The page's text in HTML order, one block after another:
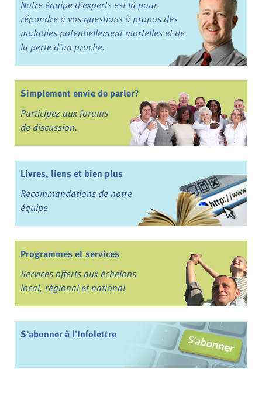
Notre équipe d’experts est là pour
répondre à vos questions à propos des
maladies potentiellement mortelles et de
la perte d’un proche.
Simplement envie de parler?
Participez aux forums
de discussion.
Livres, liens et bien plus
Recommandations de notre
équipe
Programmes et services
Services offerts aux échelons
local, régional et national
S’abonner à l’Infolettre